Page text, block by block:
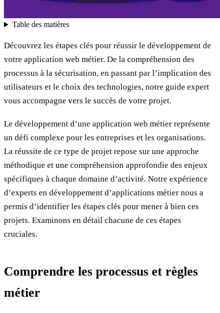
Table des matières
Découvrez les étapes clés pour réussir le développement de
votre application web métier. De la compréhension des
processus à la sécurisation, en passant par l’implication des
utilisateurs et le choix des technologies, notre guide expert
vous accompagne vers le succès de votre projet.
Le développement d’une application web métier représente
un défi complexe pour les entreprises et les organisations.
La réussite de ce type de projet repose sur une approche
méthodique et une compréhension approfondie des enjeux
spécifiques à chaque domaine d’activité. Notre expérience
d’experts en développement d’applications métier nous a
permis d’identifier les étapes clés pour mener à bien ces
projets. Examinons en détail chacune de ces étapes
cruciales.
Comprendre les processus et règles
métier